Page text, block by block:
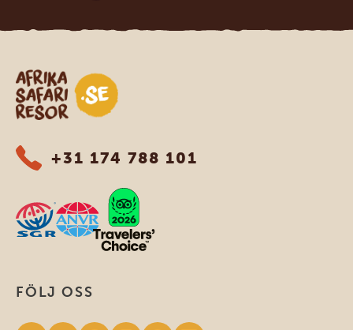
Safari-resor i Afrika
+31 174 788 101
FÖLJ OSS